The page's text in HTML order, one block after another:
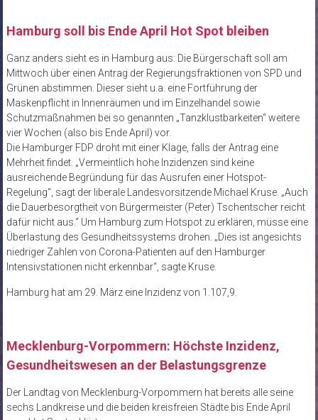
Hamburg soll bis Ende April Hot Spot bleiben
Ganz anders sieht es in Hamburg aus: Die Bürgerschaft soll am
Mittwoch über einen Antrag der Regierungsfraktionen von SPD und
Grünen abstimmen. Dieser sieht u.a. eine Fortführung der
Maskenpflicht in Innenräumen und im Einzelhandel sowie
Schutzmaßnahmen bei so genannten „Tanzklustbarkeiten“ weitere
vier Wochen (also bis Ende April) vor.
Die Hamburger FDP droht mit einer Klage, falls der Antrag eine
Mehrheit findet. „Vermeintlich hohe Inzidenzen sind keine
ausreichende Begründung für das Ausrufen einer Hotspot-
Regelung“, sagt der liberale Landesvorsitzende Michael Kruse. „Auch
die Dauerbesorgtheit von Bürgermeister (Peter) Tschentscher reicht
dafür nicht aus.“ Um Hamburg zum Hotspot zu erklären, müsse eine
Überlastung des Gesundheitssystems drohen. „Dies ist angesichts
niedriger Zahlen von Corona-Patienten auf den Hamburger
Intensivstationen nicht erkennbar“, sagte Kruse.
Hamburg hat am 29. März eine Inzidenz von 1.107,9.
Mecklenburg-Vorpommern: Höchste Inzidenz,
Gesundheitswesen an der Belastungsgrenze
Der Landtag von Mecklenburg-Vorpommern hat bereits alle seine
sechs Landkreise und die beiden kreisfreien Städte bis Ende April